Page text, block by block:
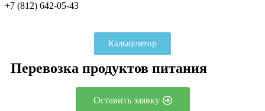
+7 (812) 642-05-43
Калькулятор
Перевозка продуктов питания
Оставить заявку